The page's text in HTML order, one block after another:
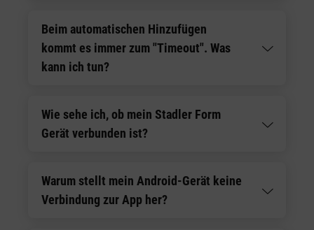
Beim automatischen Hinzufügen
kommt es immer zum "Timeout". Was
kann ich tun?
Wie sehe ich, ob mein Stadler Form
Gerät verbunden ist?
Warum stellt mein Android-Gerät keine
Verbindung zur App her?